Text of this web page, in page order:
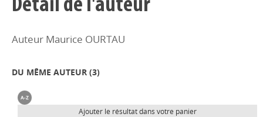
Détail de l'auteur
Auteur Maurice OURTAU
DU MÊME AUTEUR (3)
Ajouter le résultat dans votre panier